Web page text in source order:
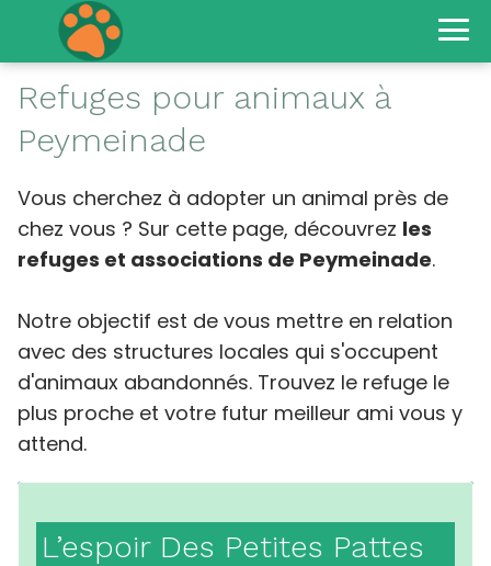
Refuges pour animaux à
Peymeinade
Vous cherchez à adopter un animal près de
chez vous ? Sur cette page, découvrez les
refuges et associations de Peymeinade.
Notre objectif est de vous mettre en relation
avec des structures locales qui s'occupent
d'animaux abandonnés. Trouvez le refuge le
plus proche et votre futur meilleur ami vous y
attend.
L’espoir Des Petites Pattes